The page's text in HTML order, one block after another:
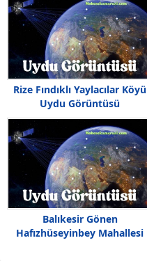
Rize Fındıklı Yaylacılar Köyü
Uydu Görüntüsü
Balıkesir Gönen
Hafızhüseyinbey Mahallesi